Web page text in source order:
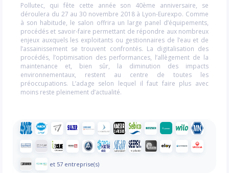
Pollutec, qui fête cette année son 40ème anniversaire, se
déroulera du 27 au 30 novembre 2018 à Lyon-Eurexpo. Comme
à son habitude, le salon offrira un large panel d’équipements,
procédés et savoir-faire permettant de répondre aux nombreux
enjeux auxquels les exploitants ou gestionnaires de l’eau et de
l’assainissement se trouvent confrontés. La digitalisation des
procédés, l’optimisation des performances, l’allègement de la
maintenance et, bien sûr, la diminution des impacts
environnementaux, restent au centre de toutes les
préoccupations. L’adage selon lequel il faut faire plus avec
moins reste pleinement d’actualité.
et 57 entreprise(s)